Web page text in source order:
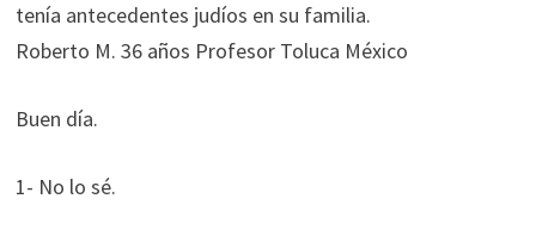
tenía antecedentes judíos en su familia.
Roberto M. 36 años Profesor Toluca México
Buen día.
1- No lo sé.